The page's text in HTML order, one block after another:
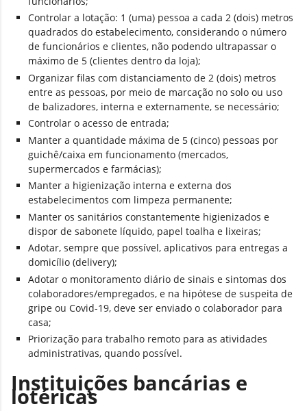
Controlar a lotação: 1 (uma) pessoa a cada 2 (dois) metros
quadrados do estabelecimento, considerando o número
de funcionários e clientes, não podendo ultrapassar o
máximo de 5 (clientes dentro da loja);
Organizar filas com distanciamento de 2 (dois) metros
entre as pessoas, por meio de marcação no solo ou uso
de balizadores, interna e externamente, se necessário;
Controlar o acesso de entrada;
Manter a quantidade máxima de 5 (cinco) pessoas por
guichê/caixa em funcionamento (mercados,
supermercados e farmácias);
Manter a higienização interna e externa dos
estabelecimentos com limpeza permanente;
Manter os sanitários constantemente higienizados e
dispor de sabonete líquido, papel toalha e lixeiras;
Adotar, sempre que possível, aplicativos para entregas a
domicílio (delivery);
Adotar o monitoramento diário de sinais e sintomas dos
colaboradores/empregados, e na hipótese de suspeita de
gripe ou Covid-19, deve ser enviado o colaborador para
casa;
Priorização para trabalho remoto para as atividades
administrativas, quando possível.
Instituições bancárias e
lotéricas